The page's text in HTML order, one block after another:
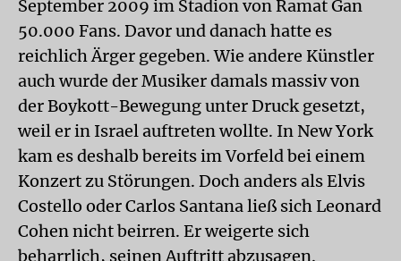
September 2009 im Stadion von Ramat Gan
50.000 Fans. Davor und danach hatte es
reichlich Ärger gegeben. Wie andere Künstler
auch wurde der Musiker damals massiv von
der Boykott-Bewegung unter Druck gesetzt,
weil er in Israel auftreten wollte. In New York
kam es deshalb bereits im Vorfeld bei einem
Konzert zu Störungen. Doch anders als Elvis
Costello oder Carlos Santana ließ sich Leonard
Cohen nicht beirren. Er weigerte sich
beharrlich, seinen Auftritt abzusagen.